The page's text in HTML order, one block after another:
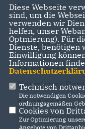
Newsletter
2019
22.12.2019
Newsletter
15.05.2019
Rundschreiben
Diese Webseite
sind, um die
verwenden wir
helfen, unser
Optmierung). Für
Dienste, benötigen
Einwilligung
Informationen
Technisch
Die notwendigen
ordnungsgemäßen
Cookies von
Zur Optimierung
Angebote von